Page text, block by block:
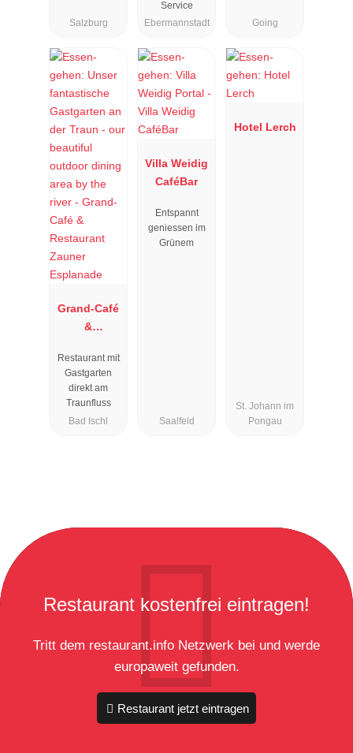
Salzburg
Service
Ebermannstadt
Going
Grand-Café
&
Zauner
Esplanade
Restaurant mit
Gastgarten
direkt am
Traunfluss
Bad Ischl
Villa Weidig
CaféBar
Entspannt
geniessen im
Grünem
Saalfeld
Hotel Lerch
St. Johann im
Pongau
Restaurant kostenfrei eintragen!
Tritt dem restaurant.info Netzwerk bei und werde
europaweit gefunden.
Restaurant jetzt eintragen